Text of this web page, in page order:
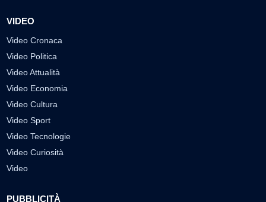
VIDEO
Video Cronaca
Video Politica
Video Attualità
Video Economia
Video Cultura
Video Sport
Video Tecnologie
Video Curiosità
Video
PUBBLICITÀ